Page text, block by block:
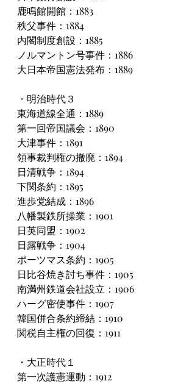
鹿鳴館開館：1883
秩父事件：1884
内閣制度創設：1885
ノルマントン号事件：1886
大日本帝国憲法発布：1889
・明治時代３
東海道線全通：1889
第一回帝国議会：1890
大津事件：1891
領事裁判権の撤廃：1894
日清戦争：1894
下関条約：1895
進歩党結成：1896
八幡製鉄所操業：1901
日英同盟：1902
日露戦争：1904
ポーツマス条約：1905
日比谷焼き討ち事件：1905
南満州鉄道会社設立：1906
ハーグ密使事件：1907
韓国併合条約締結：1910
関税自主権の回復：1911
・大正時代１
第一次護憲運動：1912